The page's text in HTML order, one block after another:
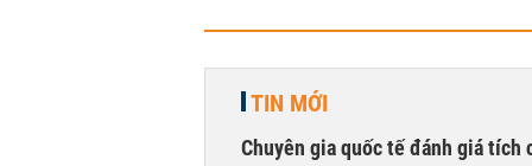
TIN MỚI
Chuyên gia quốc tế đánh giá tích